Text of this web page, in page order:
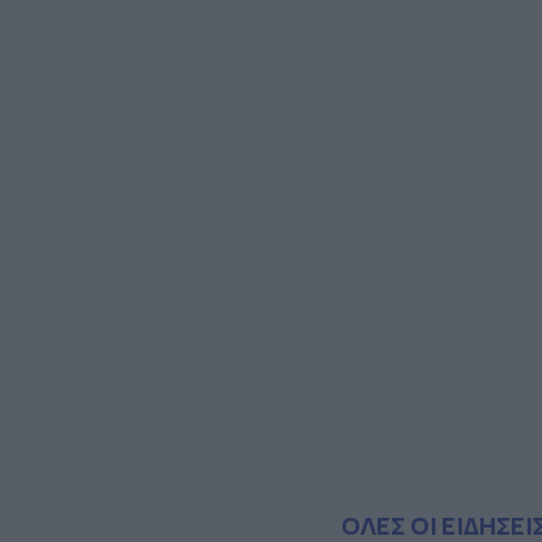
ΟΛΕΣ ΟΙ